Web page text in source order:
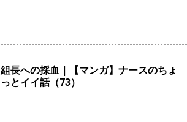
組長への採血｜【マンガ】ナースのちょ
っとイイ話（73）